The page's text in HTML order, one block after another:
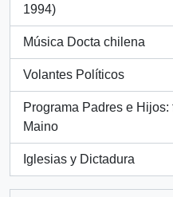
1994)
, 40817 resultados
Música Docta chilena
, 1260 resultados
Volantes Políticos
, 1034 resultados
Programa Padres e
Maino
, 465 resultados
Iglesias y Dictadura
, 156 resultados